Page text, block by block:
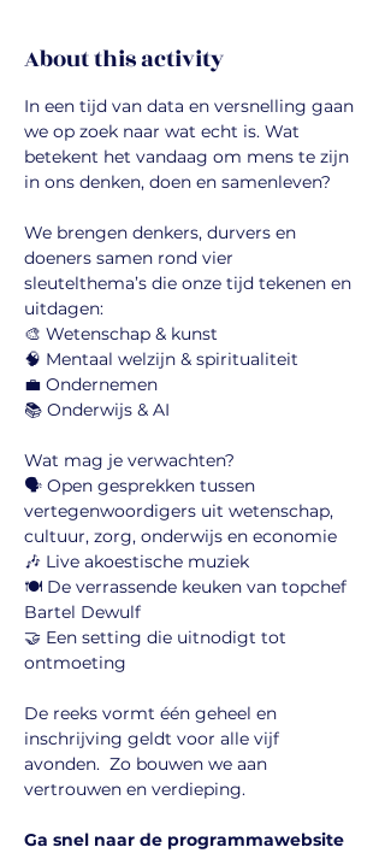
About this activity
In een tijd van data en versnelling gaan
we op zoek naar wat echt is. Wat
betekent het vandaag om mens te zijn
in ons denken, doen en samenleven?
We brengen denkers, durvers en
doeners samen rond vier
sleutelthema’s die onze tijd tekenen en
uitdagen:
🎨 Wetenschap & kunst
🧠 Mentaal welzijn & spiritualiteit
💼 Ondernemen
📚 Onderwijs & AI
Wat mag je verwachten?
🗣️ Open gesprekken tussen
vertegenwoordigers uit wetenschap,
cultuur, zorg, onderwijs en economie
🎶 Live akoestische muziek
🍽️ De verrassende keuken van topchef
Bartel Dewulf
🤝 Een setting die uitnodigt tot
ontmoeting
De reeks vormt één geheel en
inschrijving geldt voor alle vijf
avonden.  Zo bouwen we aan
vertrouwen en verdieping.
Ga snel naar de programmawebsite